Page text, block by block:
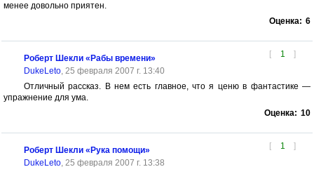
менее довольно приятен.
Оценка: 6
[ 1 ]
Роберт Шекли «Рабы времени»
DukeLeto, 25 февраля 2007 г. 13:40
Отличный рассказ. В нем есть главное, что я ценю в фантастике —
упражнение для ума.
Оценка: 10
[ 1 ]
Роберт Шекли «Рука помощи»
DukeLeto, 25 февраля 2007 г. 13:38